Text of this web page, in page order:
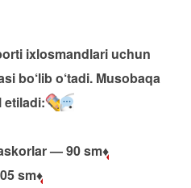
ixlosmandlari uchun
bo‘lib o‘tadi. Musobaqa
etiladi:
— 90 sm♦️
sm♦️